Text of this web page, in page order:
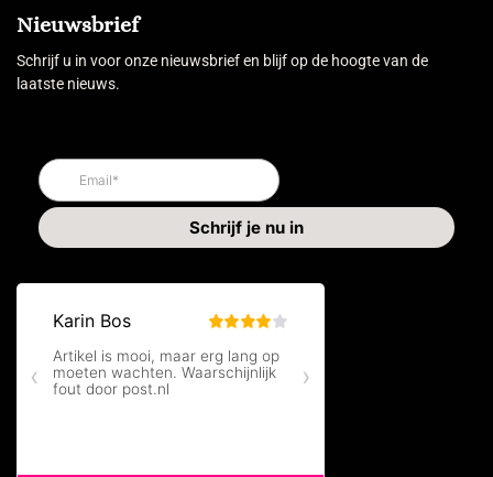
Nieuwsbrief
Schrijf u in voor onze nieuwsbrief en blijf op de hoogte van de
laatste nieuws.